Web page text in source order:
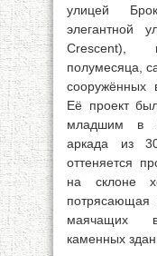
улицей
элегантной
Crescent),
полумесяца,
сооружённых
Её проект
младшим в
аркада из
оттеняется
на склоне
потрясающая
маячащих
каменных